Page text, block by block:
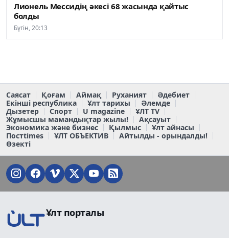
Лионель Мессидің әкесі 68 жасында қайтыс
болды
Бүгін, 20:13
Саясат Қоғам Аймақ Руханият
Әдебиет
Екінші республика
Ұлт тарихы
Әлемде
Дызетер
Спорт U magazine
ҰЛТ TV
Жұмысшы мамандықтар жылы!
Ақсауыт
Экономика және бизнес
Қылмыс
Ұлт айнасы
Постtimes
ҰЛТ ОБЪЕКТИВ
Айтылды - орындалды!
Өзекті
Ұлт порталы